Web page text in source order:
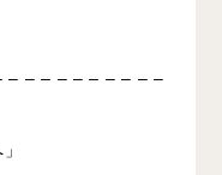
– – – – – – – – – –